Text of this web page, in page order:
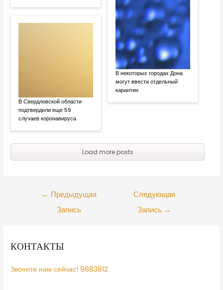
В Свердловской области
подтвердили еще 59
случаев коронавируса
В некоторых городах Дона
могут ввести отдельный
карантин
Load more posts
← Предыдущая
Запись
Следующая
Запись →
КОНТАКТЫ
Звоните нам сейчас! 9883812